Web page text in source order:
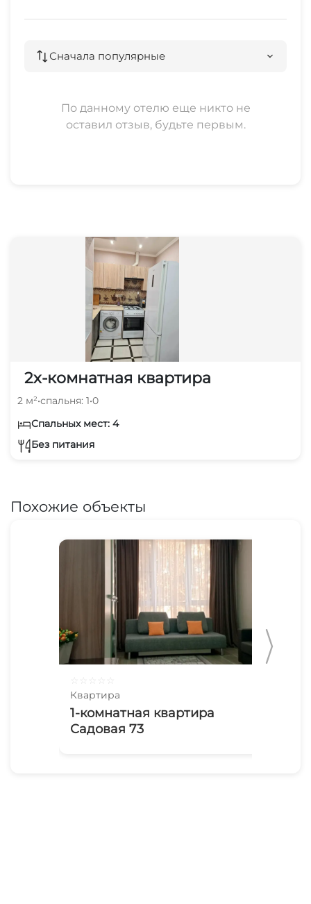
Сначала популярные
По данному отелю еще никто не
оставил отзыв, будьте первым.
2х-комнатная квартира
2 м²•спальня: 1•0
Спальных мест: 4
Без питания
Похожие объекты
Квартира
1-комнатная квартира
Садовая 73